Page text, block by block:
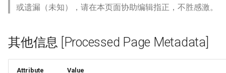
或遗漏（未知），请在本页面协助编辑指正，不胜感激。
其他信息 [Processed Page Metadata]
Attribute Value